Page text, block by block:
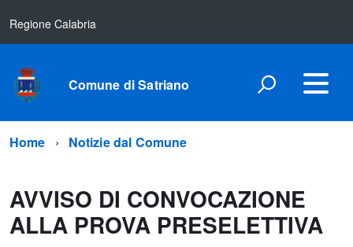
Regione Calabria
Comune di Satriano
Home Notizie dal Comune
AVVISO DI CONVOCAZIONE
ALLA PROVA PRESELETTIVA